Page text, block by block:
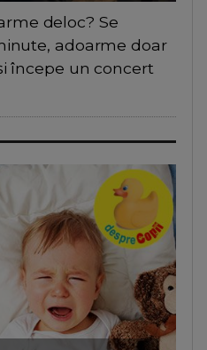
deloc? Se
adoarme doar
începe un concert